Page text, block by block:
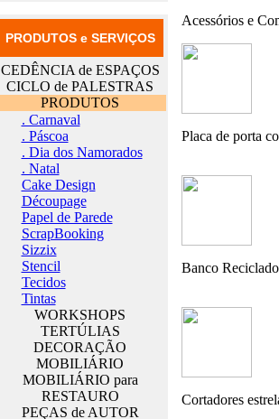
PRODUTOS e SERVIÇOS
CEDÊNCIA de ESPAÇOS
CICLO de PALESTRAS
PRODUTOS
. Carnaval
. Páscoa
. Dia dos Namorados
. Natal
Cake Design
Découpage
Papel de Parede
ScrapBooking
Sizzix
Stencil
Tecidos
Tintas
WORKSHOPS
TERTÚLIAS
DECORAÇÃO
MOBILIÁRIO
MOBILIÁRIO para
RESTAURO
PEÇAS de AUTOR
Acessórios e
Placa de porta
Banco
Cortadores